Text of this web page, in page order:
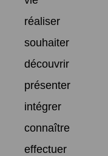
réaliser
souhaiter
découvrir
présenter
intégrer
connaître
effectuer